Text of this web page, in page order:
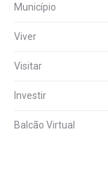
Município
Viver
Visitar
Investir
Balcão Virtual